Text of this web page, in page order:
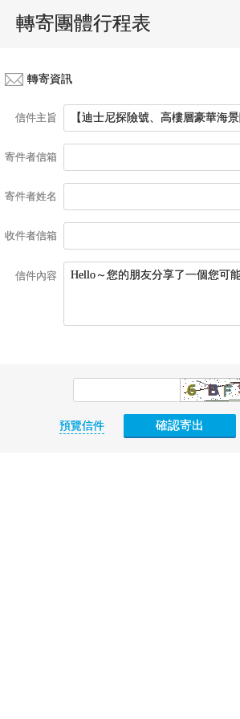
轉寄團體行程表
轉寄資訊
信件主旨
寄件者信箱
寄件者姓名
收件者信箱
信件內容
預覽信件 確認寄出